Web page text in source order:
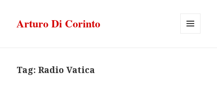
Arturo Di Corinto
Tag:Radio Vatica